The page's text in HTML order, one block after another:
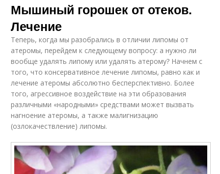
Мышиный горошек от отеков.
Лечение
Теперь, когда мы разобрались в отличии липомы от
атеромы, перейдем к следующему вопросу: а нужно ли
вообще удалять липому или удалять атерому? Начнем с
того, что консервативное лечение липомы, равно как и
лечение атеромы абсолютно бесперспективно. Более
того, агрессивное воздействие на эти образования
различными «народными» средствами может вызвать
нагноение атеромы, а также малигнизацию
(озлокачествление) липомы.